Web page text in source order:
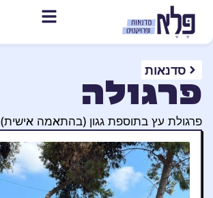
סדנאות
פרגולה
פרגולת עץ בתוספת גגון (בהתאמה אישית)